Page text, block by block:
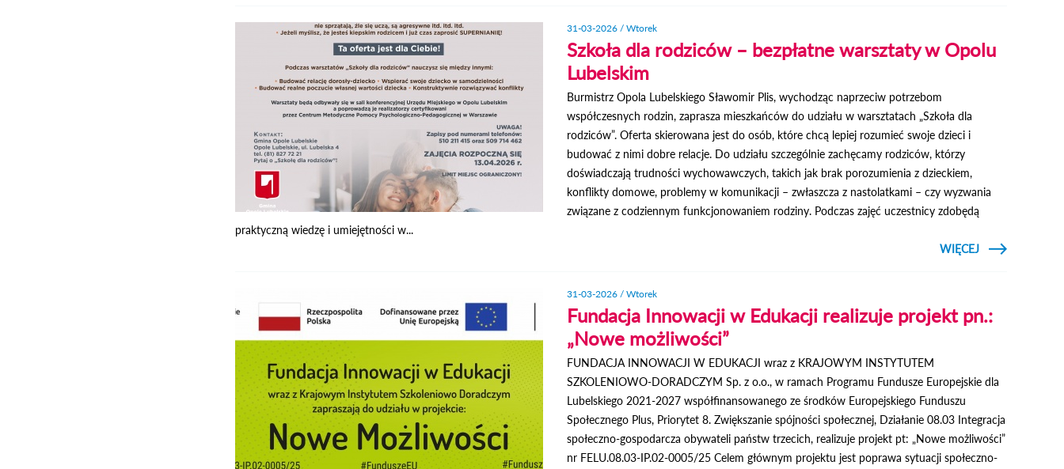
31-03-2026 / Wtorek
Szkoła dla rodziców – bezpłatne warsztaty w Opolu
Lubelskim
Burmistrz Opola Lubelskiego Sławomir Plis, wychodząc naprzeciw potrzebom
współczesnych rodzin, zaprasza mieszkańców do udziału w warsztatach „Szkoła dla
rodziców”. Oferta skierowana jest do osób, które chcą lepiej rozumieć swoje dzieci i
budować z nimi dobre relacje. Do udziału szczególnie zachęcamy rodziców, którzy
doświadczają trudności wychowawczych, takich jak brak porozumienia z dzieckiem,
konflikty domowe, problemy w komunikacji – zwłaszcza z nastolatkami – czy wyzwania
związane z codziennym funkcjonowaniem rodziny. Podczas zajęć uczestnicy zdobędą
praktyczną wiedzę i umiejętności w...
CZYTAJ
WIĘCEJ
O SZKOŁA
WARSZTATY
31-03-2026 / Wtorek
Fundacja Innowacji w Edukacji realizuje projekt pn.:
„Nowe możliwości”
FUNDACJA INNOWACJI W EDUKACJI wraz z KRAJOWYM INSTYTUTEM
SZKOLENIOWO-DORADCZYM Sp. z o.o., w ramach Programu Fundusze Europejskie dla
Lubelskiego 2021-2027 współfinansowanego ze środków Europejskiego Funduszu
Społecznego Plus, Priorytet 8. Zwiększanie spójności społecznej, Działanie 08.03 Integracja
społeczno-gospodarcza obywateli państw trzecich, realizuje projekt pt: „Nowe możliwości”
nr FELU.08.03-IP.02-0005/25 Celem głównym projektu jest poprawa sytuacji społeczno-